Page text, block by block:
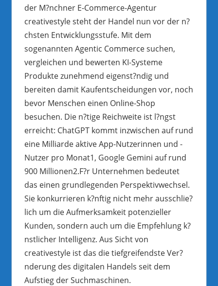
der M?nchner E-Commerce-Agentur
creativestyle steht der Handel nun vor der n?
chsten Entwicklungsstufe. Mit dem
sogenannten Agentic Commerce suchen,
vergleichen und bewerten KI-Systeme
Produkte zunehmend eigenst?ndig und
bereiten damit Kaufentscheidungen vor, noch
bevor Menschen einen Online-Shop
besuchen. Die n?tige Reichweite ist l?ngst
erreicht: ChatGPT kommt inzwischen auf rund
eine Milliarde aktive App-Nutzerinnen und -
Nutzer pro Monat1, Google Gemini auf rund
900 Millionen2.F?r Unternehmen bedeutet
das einen grundlegenden Perspektivwechsel.
Sie konkurrieren k?nftig nicht mehr ausschlie?
lich um die Aufmerksamkeit potenzieller
Kunden, sondern auch um die Empfehlung k?
nstlicher Intelligenz. Aus Sicht von
creativestyle ist das die tiefgreifendste Ver?
nderung des digitalen Handels seit dem
Aufstieg der Suchmaschinen.